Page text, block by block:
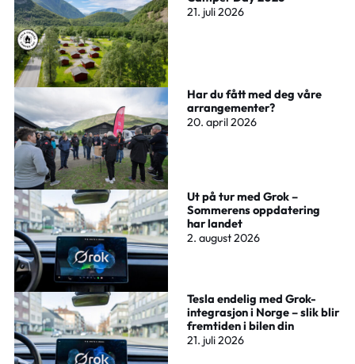
21. juli 2026
Har du fått med deg våre
arrangementer?
20. april 2026
Ut på tur med Grok –
Sommerens oppdatering
har landet
2. august 2026
Tesla endelig med Grok-
integrasjon i Norge – slik blir
fremtiden i bilen din
21. juli 2026